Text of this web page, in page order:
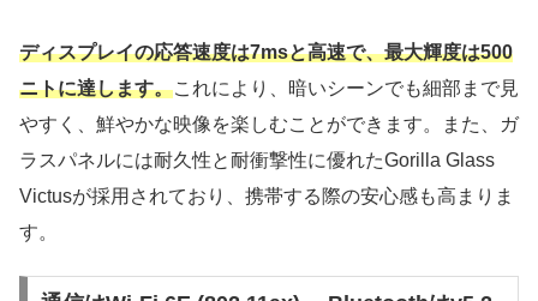
ディスプレイの応答速度は7msと高速で、最大輝度は500
ニトに達します。これにより、暗いシーンでも細部まで見
やすく、鮮やかな映像を楽しむことができます。また、ガ
ラスパネルには耐久性と耐衝撃性に優れたGorilla Glass
Victusが採用されており、携帯する際の安心感も高まりま
す。